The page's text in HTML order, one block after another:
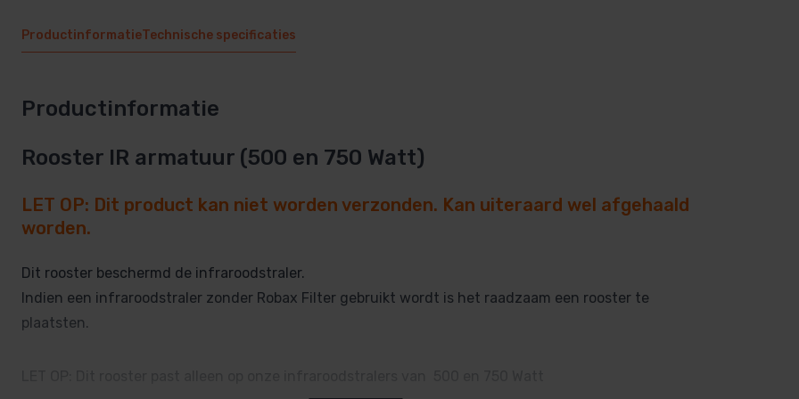
ProductinformatieTechnische specificaties
Productinformatie
Rooster IR armatuur (500 en 750 Watt)
LET OP: Dit product kan niet worden verzonden. Kan uiteraard wel afgehaald
worden.
Dit rooster beschermd de infraroodstraler.
Indien een infraroodstraler zonder Robax Filter gebruikt wordt is het raadzaam een rooster te
plaatsten.